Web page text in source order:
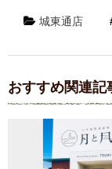
城東通店
おすすめ関連記